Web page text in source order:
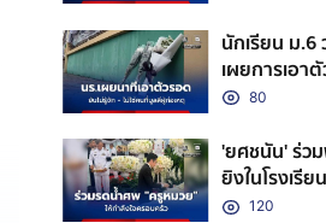
นักเรียน ม
เผยการเอา
ก่อเหตุ ไม่เค
80
'ยศชนัน' ร่วมพิธี
ยิงในโรงเรี
ชีวิต120